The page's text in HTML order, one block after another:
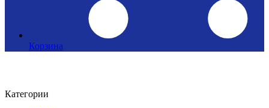
Корзина
Категории